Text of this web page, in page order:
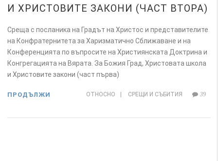
И ХРИСТОВИТЕ ЗАКОНИ (ЧАСТ ВТОРА)
Среща с посланика на Градът на Христос и представителите
на Конфратернитета за Харизматично Сближаване и на
Конференцията по въпросите на Християнската Доктрина и
Конгрегацията на Вярата. За Божия Град, Христовата школа
и Христовите закони (част първа)
ОТНОСНО | СРЕЩИ И СЪБИТИЯ 39
ПРОДЪЛЖИ